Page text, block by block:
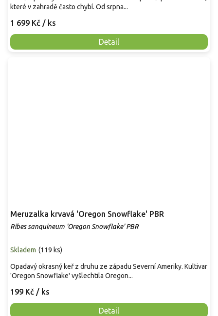
1 699 Kč / ks
Detail
které v zahradě často chybí. Od srpna...
Meruzalka krvavá 'Oregon Snowflake' PBR
Ribes sanquineum 'Oregon Snowflake' PBR
Skladem (119 ks)
199 Kč / ks
Detail
Opadavý okrasný keř z druhu ze západu Severní Ameriky. Kultivar
'Oregon Snowflake' vyšlechtila Oregon...